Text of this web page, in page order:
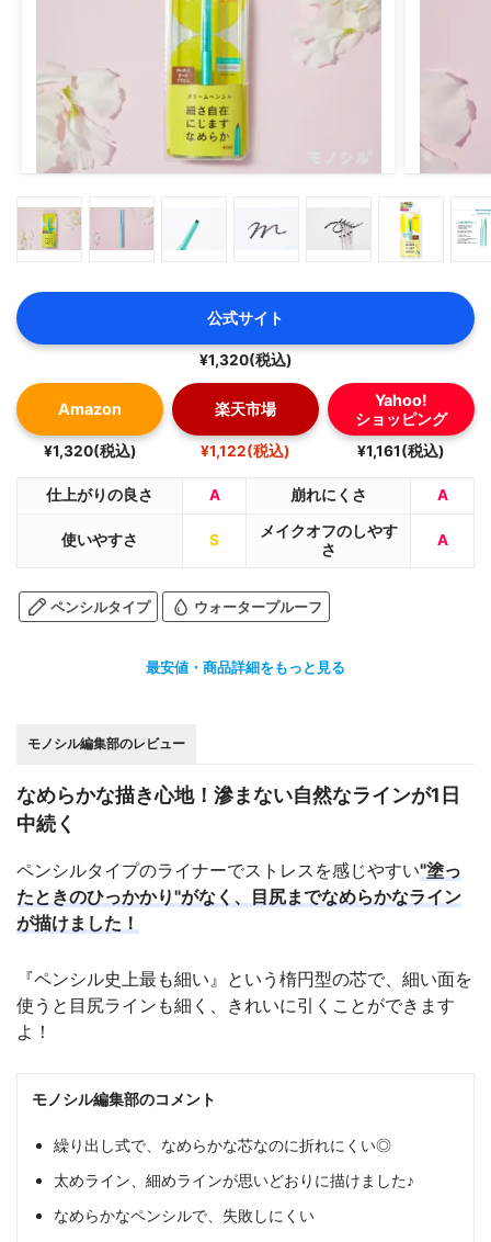
公式サイト
¥1,320(税込)
Amazon
¥1,320(税込)
楽天市場
¥1,122(税込)
Yahoo!
ショッピング
¥1,161(税込)
仕上がりの良さ A 崩れにくさ A
使いやすさ S
メイクオフのしやす
さ
A
ペンシルタイプ ウォータープルーフ
最安値・商品詳細をもっと見る
モノシル編集部のレビュー
なめらかな描き心地！滲まない自然なラインが1日
中続く
ペンシルタイプのライナーでストレスを感じやすい"塗っ
たときのひっかかり"がなく、目尻までなめらかなライン
が描けました！
『ペンシル史上最も細い』という楕円型の芯で、細い面を
使うと目尻ラインも細く、きれいに引くことができます
よ！
モノシル編集部のコメント
繰り出し式で、なめらかな芯なのに折れにくい◎
太めライン、細めラインが思いどおりに描けました♪
なめらかなペンシルで、失敗しにくい